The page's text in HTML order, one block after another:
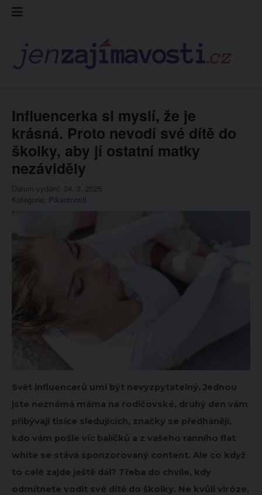
Skip
Influencerka si myslí, že je
krásná. Proto nevodí své dítě do
školky, aby jí ostatní matky
nezáviděly
Datum vydání: 24. 3. 2025
Kategorie: Pikantnosti
Svět influencerů umí být nevyzpytatelný. Jednou
jste neznámá máma na rodičovské, druhý den vám
přibývají tisíce sledujících, značky se předhánějí,
kdo vám pošle víc balíčků a z vašeho ranního flat
white se stává sponzorovaný content. Ale co když
to celé zajde ještě dál? Třeba do chvíle, kdy
odmítnete vodit své dítě do školky. Ne kvůli viróze,